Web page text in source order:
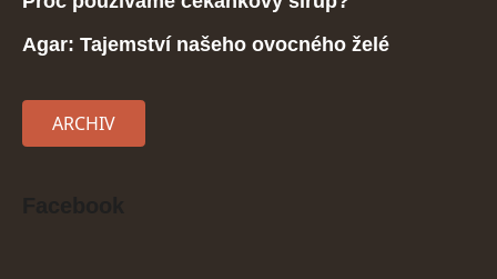
Agar: Tajemství našeho ovocného želé
ARCHIV